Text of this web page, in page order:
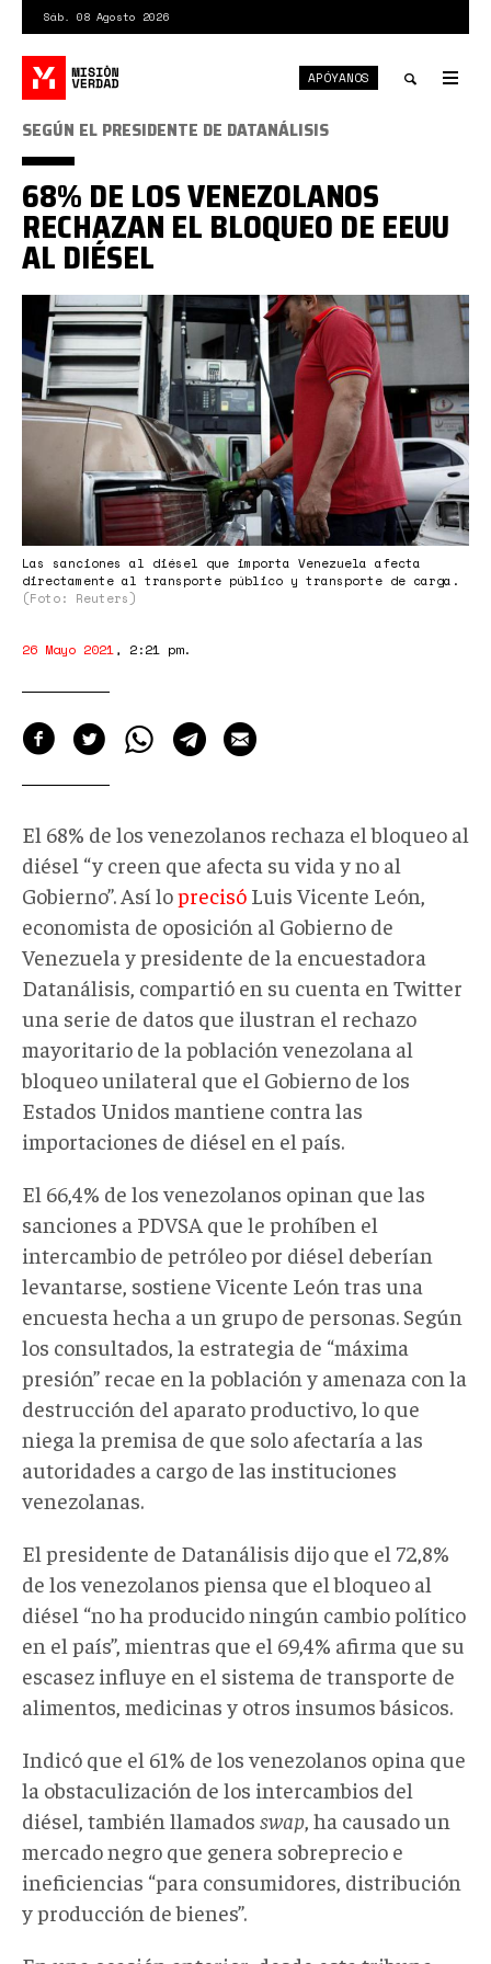
contenido
principal
Sáb. 08 Agosto 2026
APÓYANOS
ap.jpg
Las sanciones al diésel que importa Venezuela afecta
directamente al transporte público y transporte de carga.
(Foto: Reuters)
SEGÚN EL PRESIDENTE DE DATANÁLISIS
68% DE LOS VENEZOLANOS
RECHAZAN EL BLOQUEO DE EEUU
AL DIÉSEL
26 Mayo 2021, 2:21 pm.
El 68% de los venezolanos rechaza el bloqueo al
diésel “y creen que afecta su vida y no al
Gobierno”. Así loprecisó Luis Vicente León,
economista de oposición al Gobierno de
Venezuela y presidente de la encuestadora
Datanálisis, compartió en su cuenta en Twitter
una serie de datos que ilustran el rechazo
mayoritario de la población venezolana al
bloqueo unilateral que el Gobierno de los
Estados Unidos mantiene contra las
importaciones de diésel en el país.
El 66,4% de los venezolanos opinan que las
sanciones a PDVSA que le prohíben el
intercambio de petróleo por diésel deberían
levantarse, sostiene Vicente León tras una
encuesta hecha a un grupo de personas. Según
los consultados, la estrategia de “máxima
presión” recae en la población y amenaza con la
destrucción del aparato productivo, lo que
niega la premisa de que solo afectaría a las
autoridades a cargo de las instituciones
venezolanas.
El presidente de Datanálisis dijo que el 72,8%
de los venezolanos piensa que el bloqueo al
diésel “no ha producido ningún cambio político
en el país”, mientras que el 69,4% afirma que su
escasez influye en el sistema de transporte de
alimentos, medicinas y otros insumos básicos.
Indicó que el 61% de los venezolanos opina que
la obstaculización de los intercambios del
diésel, también llamados swap , ha causado un
mercado negro que genera sobreprecio e
ineficiencias “para consumidores, distribución
y producción de bienes”.